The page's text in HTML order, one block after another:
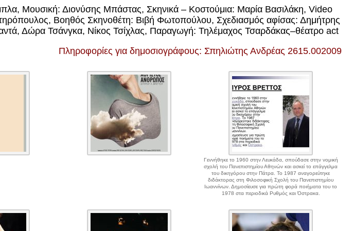
Μουσική: Διονύσης Μπάστας, Σκηνικά – Κοστούμια: Μαρία Βασιλάκη, Video
Βοηθός Σκηνοθέτη: Βιβή Φωτοπούλου, Σχεδιασμός αφίσας: Δημήτρης
Δώρα Τσάνγκα, Νίκος Τσίχλας, Παραγωγή: Τηλέμαχος Τσαρδάκας–θέατρο act
Πληροφορίες για δημοσιογράφους: Σπηλιώτης Ανδρέας 2615.002009
Γεννήθηκε το 1960 στην Λευκάδα, σπούδασε στην νομική
σχολή του Πανεπιστημίου Αθηνών και ασκεί το επάγγελμα
του δικηγόρου στην Πάτρα. Το 1987 αναγορεύτηκε
διδάκτορας στη Φιλοσοφική Σχολή του Πανεπιστημίου
Ιωαννίνων. Δημοσίευσε για πρώτη φορά ποιήματα του το
1978 στα περιοδικά Ρυθμός και Όστρακα.